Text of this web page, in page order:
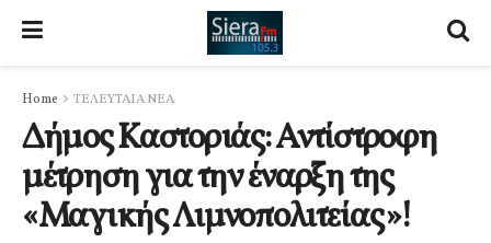
Home ΤΕΛΕΥΤΑΙΑ ΝΕΑ
Δήμος Καστοριάς: Αντίστροφη
μέτρηση για την έναρξη της
«Μαγικής Λιμνοπολιτείας»!